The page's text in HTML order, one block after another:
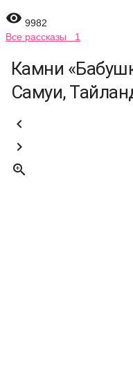
 9982
Все рассказы 1
Камни
Самуи,


